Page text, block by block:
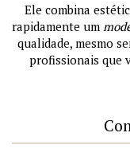
Ele combina
rapidamente um
qualidade, mesmo
profissionais que